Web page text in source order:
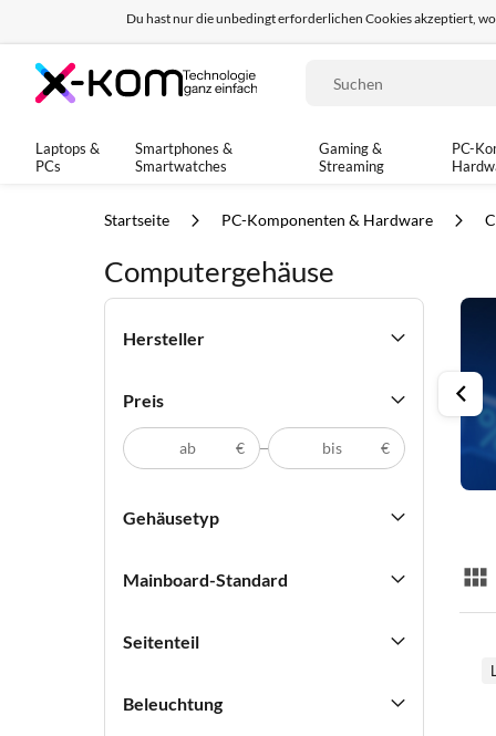
Du hast nur die unbedingt erforderlichen Cookies akzeptiert,
Seit 8 Jahren für dich da!
Laptops &
PCs
Smartphones &
Smartwatches
Gaming &
Streaming
PC-
Startseite PC-Komponenten & Hardware
Computergehäuse
Hersteller
Preis
€ €
Gehäusetyp
Mainboard-Standard
Seitenteil
Beleuchtung